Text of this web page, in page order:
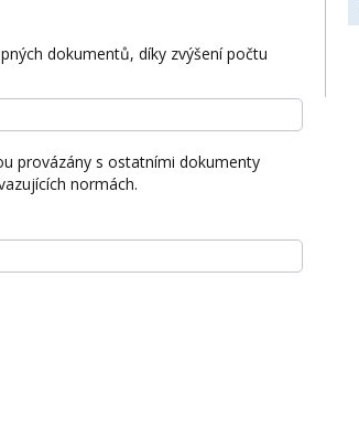
dokumentů, díky zvýšení počtu
provázány s ostatními dokumenty
normách.